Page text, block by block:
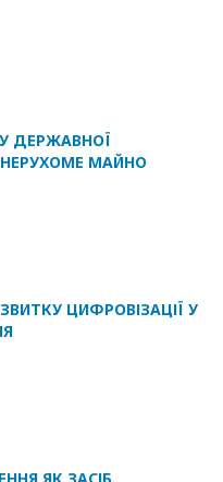
ДЕРЖАВНОЇ
НЕРУХОМЕ МАЙНО
ЦИФРОВІЗАЦІЇ У